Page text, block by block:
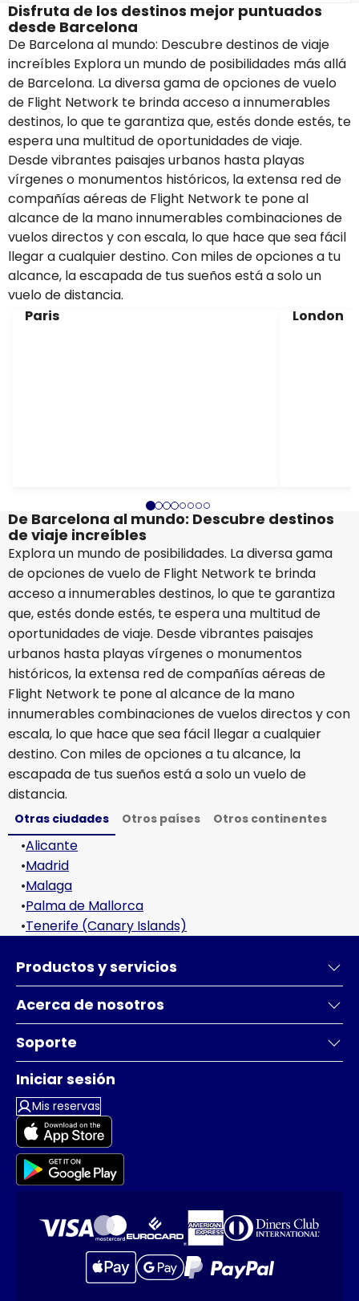
Disfruta de los destinos mejor puntuados
desde Barcelona
De Barcelona al mundo: Descubre destinos de viaje
increíbles Explora un mundo de posibilidades más allá
de Barcelona. La diversa gama de opciones de vuelo
de Flight Network te brinda acceso a innumerables
destinos, lo que te garantiza que, estés donde estés, te
espera una multitud de oportunidades de viaje.
Desde vibrantes paisajes urbanos hasta playas
vírgenes o monumentos históricos, la extensa red de
compañías aéreas de Flight Network te pone al
alcance de la mano innumerables combinaciones de
vuelos directos y con escala, lo que hace que sea fácil
llegar a cualquier destino. Con miles de opciones a tu
alcance, la escapada de tus sueños está a solo un
vuelo de distancia.
Paris
London
De Barcelona al mundo: Descubre destinos
de viaje increíbles
Explora un mundo de posibilidades. La diversa gama
de opciones de vuelo de Flight Network te brinda
acceso a innumerables destinos, lo que te garantiza
que, estés donde estés, te espera una multitud de
oportunidades de viaje. Desde vibrantes paisajes
urbanos hasta playas vírgenes o monumentos
históricos, la extensa red de compañías aéreas de
Flight Network te pone al alcance de la mano
innumerables combinaciones de vuelos directos y con
escala, lo que hace que sea fácil llegar a cualquier
destino. Con miles de opciones a tu alcance, la
escapada de tus sueños está a solo un vuelo de
distancia.
Otras ciudades Otros países Otros continentes
•Alicante
•Madrid
•Malaga
•Palma de Mallorca
•Tenerife (Canary Islands)
Productos y servicios
Acerca de nosotros
Soporte
Iniciar sesión
Mis reservas